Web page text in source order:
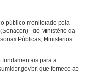
público monitorado pela
- do Ministério da
Públicas, Ministérios
fundamentais para a
que fornece ao